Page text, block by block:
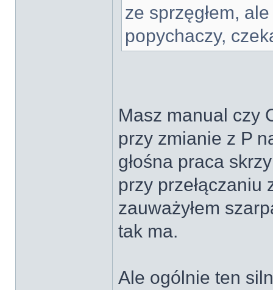
ze sprzęgłem,
popychaczy,
Masz manual czy
przy zmianie z P
głośna praca
przy przełączaniu
zauważyłem
tak ma.
Ale ogólnie ten